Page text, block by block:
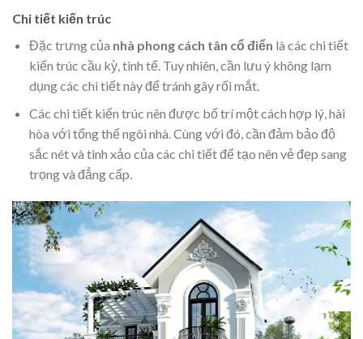
Chi tiết kiến trúc
Đặc trưng của nhà phong cách tân cổ điển là các chi tiết
kiến trúc cầu kỳ, tinh tế. Tuy nhiên, cần lưu ý không lạm
dụng các chi tiết này để tránh gây rối mắt.
Các chi tiết kiến trúc nên được bố trí một cách hợp lý, hài
hòa với tổng thể ngôi nhà. Cùng với đó, cần đảm bảo độ
sắc nét và tinh xảo của các chi tiết để tạo nên vẻ đẹp sang
trọng và đẳng cấp.